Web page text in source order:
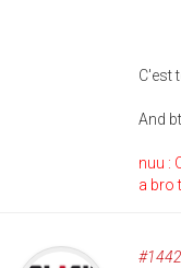
C'est
And
nuu :
a bro